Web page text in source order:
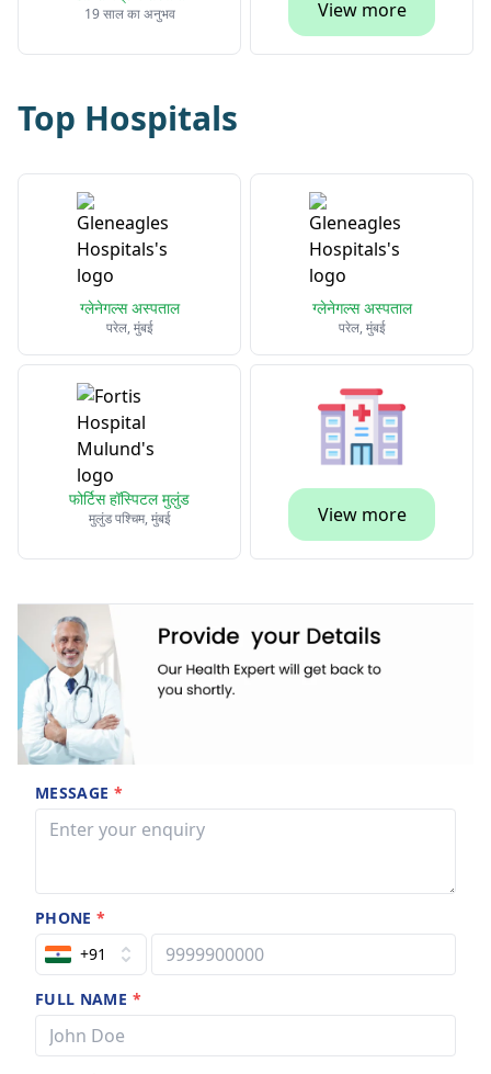
19 साल का अनुभव View more
Top Hospitals
ग्लेनेगल्स अस्पताल
परेल, मुंबई
ग्लेनेगल्स अस्पताल
परेल, मुंबई
फोर्टिस हॉस्पिटल मुलुंड
मुलुंड पश्चिम, मुंबई View more
MESSAGE *
PHONE*
+91
FULL NAME *